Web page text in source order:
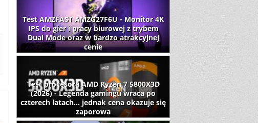
Test AMZFAST AMZG27F6U - Monitor 4K
IPS do gier i pracy biurowej z trybem
Dual Mode oraz w bardzo atrakcyjnej
cenie
Test procesora AMD Ryzen 7 5800X3D
(2026) - Legenda gamingu wraca po
czterech latach... jednak cena okazuje się
zaporowa